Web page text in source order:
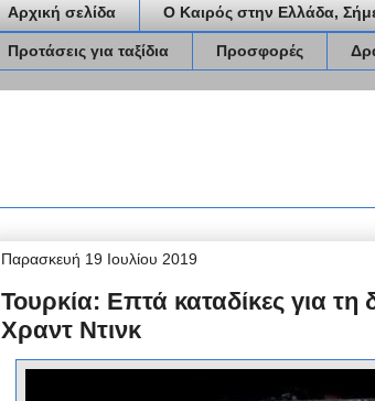
Αρχική σελίδα Ο Καιρός στην Ελλάδα,
Προτάσεις για ταξίδια Προσφορές
Παρασκευή 19 Ιουλίου 2019
Τουρκία: Επτά καταδίκες για
Χραντ Ντινκ